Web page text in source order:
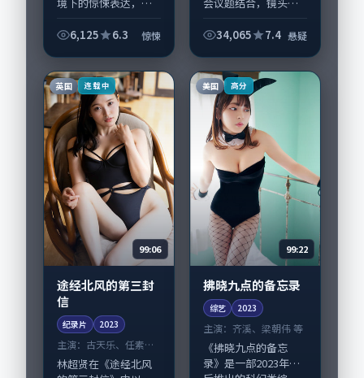
值得关注：剧情侧重
与配角群戏并重。影
片2023年面世后在...
6,125 6.3 惊悚
《过境之前站台票》
纲主线；取景与声音
设计凸显韩国城市质
感，...
34,065 7.4 悬疑
英国 连载中
99:06
途经北风的第三封
信
纪录片 2023
主演： 古天乐、任素汐
等
林超贤在《途经北风
美国 高分
99:22
拂晓九点的备忘录
综艺 2023
主演： 齐溪、梁朝伟 等
《拂晓九点的备忘
录》是一部2023年前